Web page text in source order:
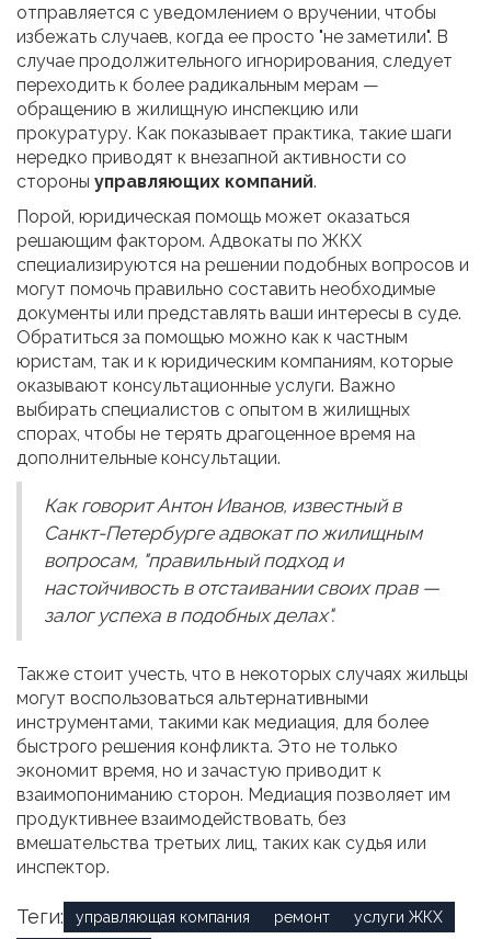
отправляется с уведомлением о вручении, чтобы
избежать случаев, когда ее просто "не заметили". В
случае продолжительного игнорирования, следует
переходить к более радикальным мерам —
обращению в жилищную инспекцию или
прокуратуру. Как показывает практика, такие шаги
нередко приводят к внезапной активности со
стороны управляющих компаний.
Порой, юридическая помощь может оказаться
решающим фактором. Адвокаты по ЖКХ
специализируются на решении подобных вопросов и
могут помочь правильно составить необходимые
документы или представлять ваши интересы в суде.
Обратиться за помощью можно как к частным
юристам, так и к юридическим компаниям, которые
оказывают консультационные услуги. Важно
выбирать специалистов с опытом в жилищных
спорах, чтобы не терять драгоценное время на
дополнительные консультации.
Как говорит Антон Иванов, известный в
Санкт-Петербурге адвокат по жилищным
вопросам, "правильный подход и
настойчивость в отстаивании своих прав —
залог успеха в подобных делах".
Также стоит учесть, что в некоторых случаях жильцы
могут воспользоваться альтернативными
инструментами, такими как медиация, для более
быстрого решения конфликта. Это не только
экономит время, но и зачастую приводит к
взаимопониманию сторон. Медиация позволяет им
продуктивнее взаимодействовать, без
вмешательства третьих лиц, таких как судья или
инспектор.
Теги: управляющая компания ремонт услуги ЖКХ